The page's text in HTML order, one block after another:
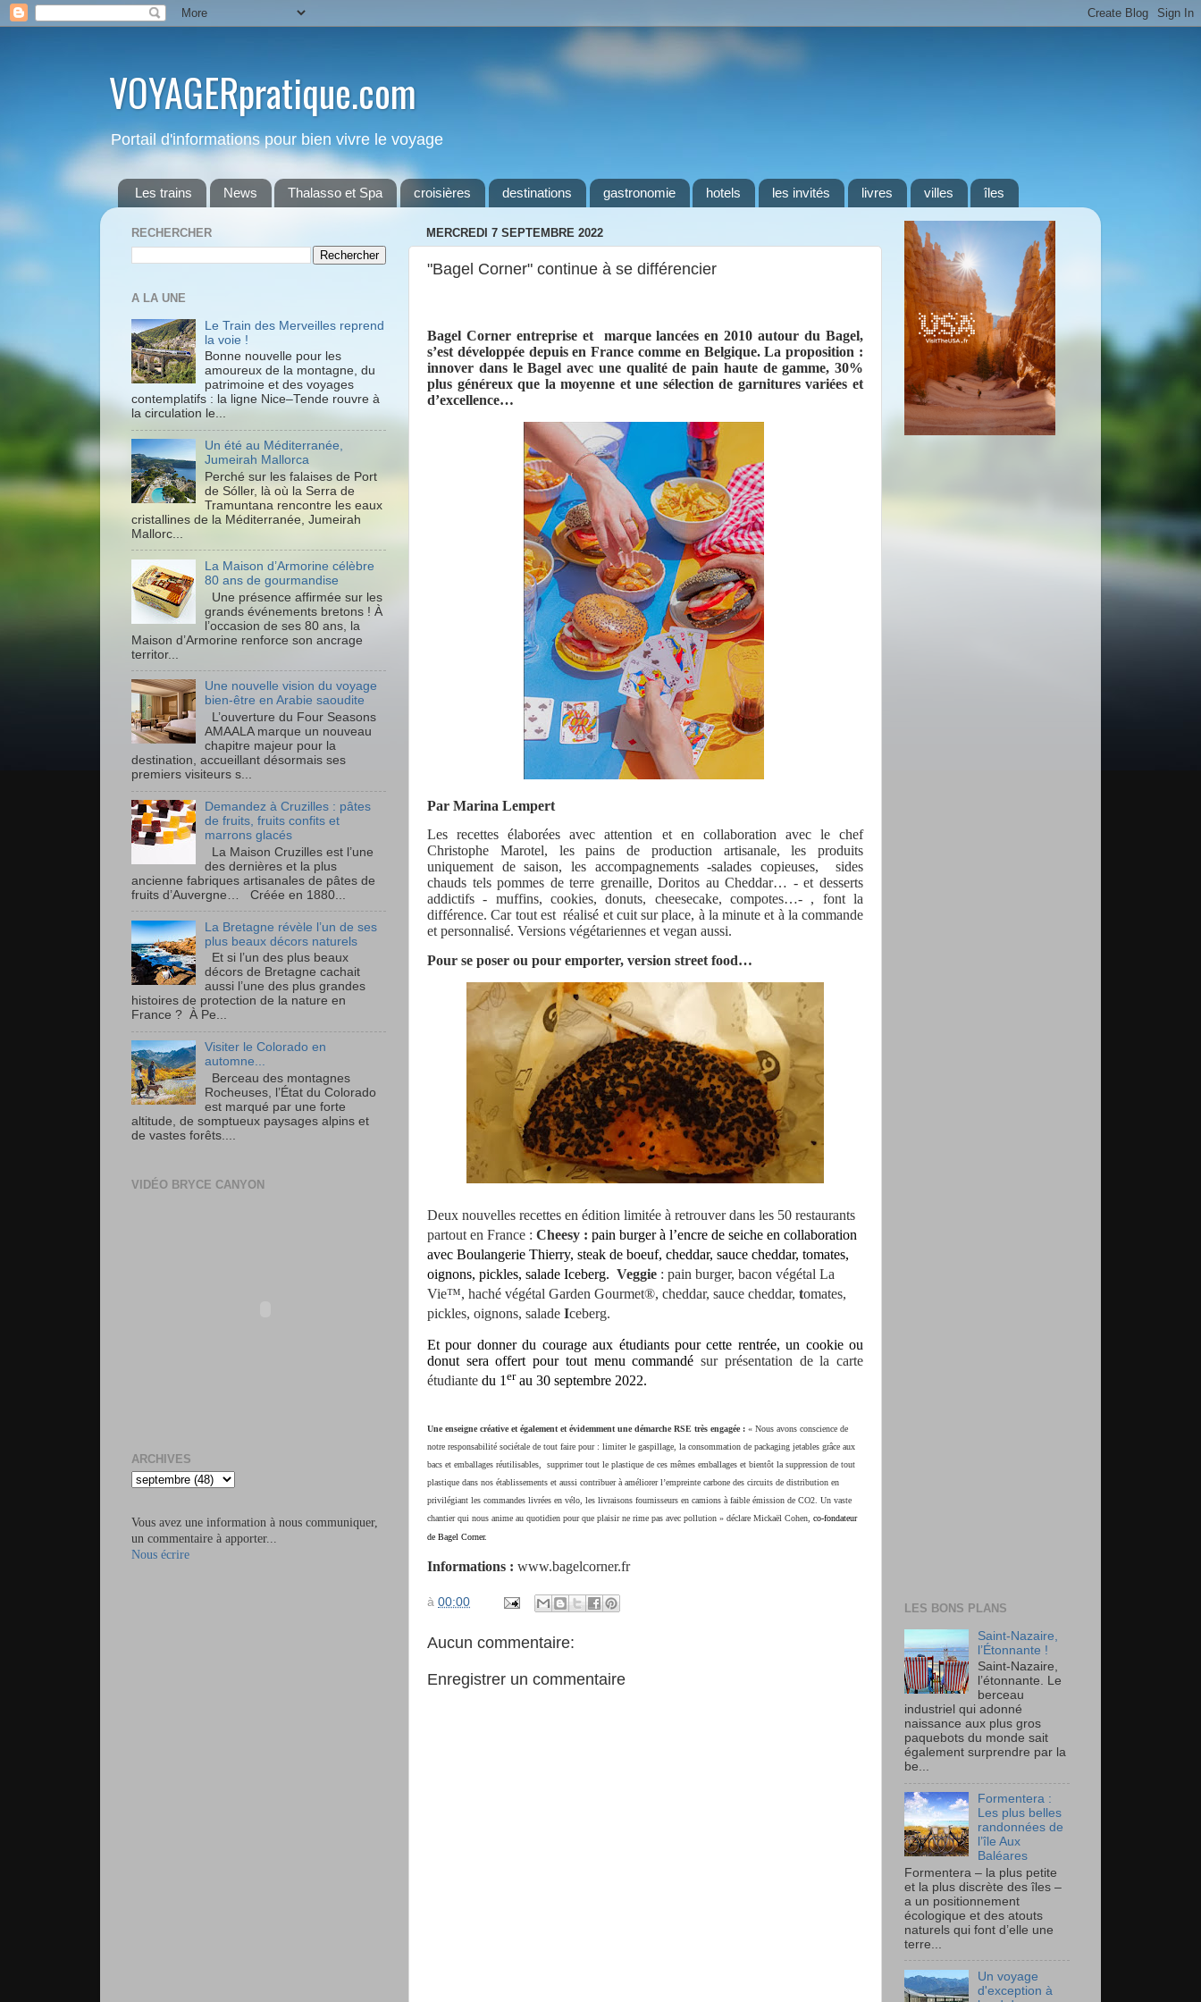
VOYAGERpratique.com
Portail d'informations pour bien vivre le voyage
Les trains News Thalasso et Spa croisières destinations gastronomie hotels les invités livres villes îles
MERCREDI 7 SEPTEMBRE 2022
"Bagel Corner" continue à se différencier
Bagel Corner entreprise et
marque lancées en 2010 autour du Bagel,
s’est développée depuis en France comme en Belgique. La proposition :
innover dans le Bagel avec une qualité de pain haute de gamme, 30%
plus généreux que la moyenne et une sélection de garnitures variées et
d’excellence…
Par Marina Lempert
Les recettes élaborées avec attention et en collaboration avec le chef
Christophe Marotel, les pains de production artisanale, les produits
uniquement de saison, les accompagnements -salades copieuses,
sides
chauds tels pommes de terre grenaille, Doritos au Cheddar… - et desserts
addictifs - muffins, cookies, donuts, cheesecake, compotes…- , font la
différence. Car tout est réalisé et cuit sur place, à la minute et à la commande
et personnalisé. Versions végétariennes et vegan aussi.
Pour se poser ou pour emporter, version street food…
Deux nouvelles recettes en édition limitée à retrouver dans les 50 restaurants
partout en France : Cheesy : pain burger à l’encre de seiche en collaboration
avec Boulangerie Thierry, steak de boeuf, cheddar, sauce cheddar, tomates,
oignons, pickles, salade Iceberg. Veggie : pain burger, bacon végétal La
Vie™, haché végétal Garden Gourmet®, cheddar, sauce cheddar, tomates,
pickles, oignons, salade Iceberg.
Et pour donner du courage aux étudiants pour cette rentrée, un cookie ou
donut sera offert pour tout menu commandésur présentation de la carte
étudiante du 1 erau 30 septembre 2022.
Une enseigne créative et également et évidemment une démarche RSE très engagée : « Nous avons conscience de
notre responsabilité sociétale de tout faire pour : limiter le gaspillage, la consommation de packaging jetables grâce aux
bacs et emballages réutilisables,
supprimer tout le plastique de ces mêmes emballages et bientôt la suppression de tout
plastique dans nos établissements et aussi contribuer à améliorer l’empreinte carbone des circuits de distribution en
privilégiant les commandes livrées en vélo, les livraisons fournisseurs en camions à faible émission de CO2. Un vaste
chantier qui nous anime au quotidien pour que plaisir ne rime pas avec pollution » déclare Mickaël Cohen, co-fondateur
de Bagel Corner.
Informations : www.bagelcorner.fr
à 00:00
Aucun commentaire:
Enregistrer un commentaire
RECHERCHER
A LA UNE
Le Train des Merveilles reprend
la voie !
Bonne nouvelle pour les
amoureux de la montagne, du
patrimoine et des voyages
contemplatifs : la ligne Nice–Tende rouvre à
la circulation le...
Un été au Méditerranée,
Jumeirah Mallorca
Perché sur les falaises de Port
de Sóller, là où la Serra de
Tramuntana rencontre les eaux
cristallines de la Méditerranée, Jumeirah
Mallorc...
La Maison d’Armorine célèbre
80 ans de gourmandise
Une présence affirmée sur les
grands événements bretons ! À
l’occasion de ses 80 ans, la
Maison d’Armorine renforce son ancrage
territor...
Une nouvelle vision du voyage
bien-être en Arabie saoudite
L’ouverture du Four Seasons
AMAALA marque un nouveau
chapitre majeur pour la
destination, accueillant désormais ses
premiers visiteurs s...
Demandez à Cruzilles : pâtes
de fruits, fruits confits et
marrons glacés
La Maison Cruzilles est l’une
des dernières et la plus
ancienne fabriques artisanales de pâtes de
fruits d’Auvergne… Créée en 1880...
La Bretagne révèle l’un de ses
plus beaux décors naturels
Et si l’un des plus beaux
décors de Bretagne cachait
aussi l’une des plus grandes
histoires de protection de la nature en
France ? À Pe...
Visiter le Colorado en
automne...
Berceau des montagnes
Rocheuses, l’État du Colorado
est marqué par une forte
altitude, de somptueux paysages alpins et
de vastes forêts....
VIDÉO BRYCE CANYON
ARCHIVES
Vous avez une information à nous communiquer,
un commentaire à apporter...
Nous écrire
LES BONS PLANS
Saint-Nazaire,
l’Étonnante !
Saint-Nazaire,
l’étonnante. Le
berceau
industriel qui adonné
naissance aux plus gros
paquebots du monde sait
également surprendre par la
be...
Formentera :
Les plus belles
randonnées de
l’île Aux
Baléares
Formentera – la plus petite
et la plus discrète des îles –
a un positionnement
écologique et des atouts
naturels qui font d’elle une
terre...
Un voyage
d'exception à